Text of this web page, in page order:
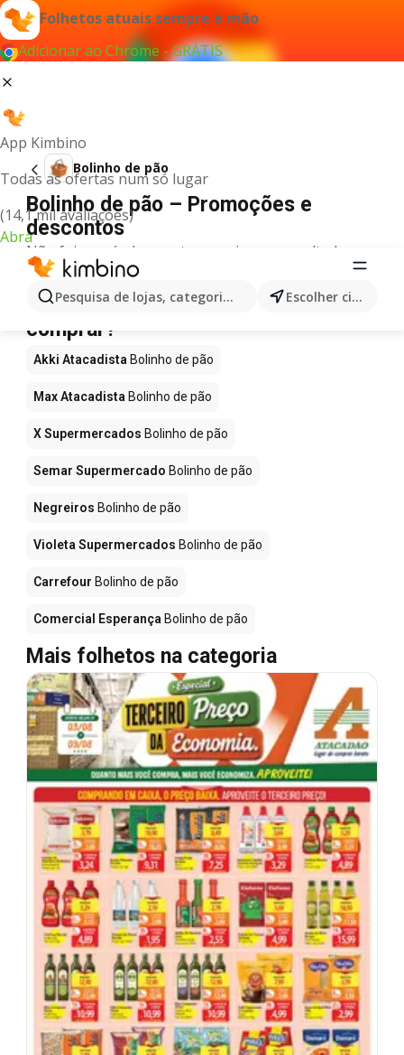
Folhetos atuais sempre à mão
Adicionar ao Chrome - GRÁTIS
App Kimbino
Todas as ofertas num só lugar
(14,1 mil avaliações)
Abra
Pesquisa de lojas, categorias,produtos... Escolher cidade
Bolinho de pão
Bolinho de pão – Promoções e
descontos
Não foi possível encontrar quaisquer resultados
para este termo.
Bolinho de pão em promoção - Onde
comprar?
Akki Atacadista Bolinho de pão
Max Atacadista Bolinho de pão
X Supermercados Bolinho de pão
Semar Supermercado Bolinho de pão
Negreiros Bolinho de pão
Violeta Supermercados Bolinho de pão
Carrefour Bolinho de pão
Comercial Esperança Bolinho de pão
Mais folhetos na categoria